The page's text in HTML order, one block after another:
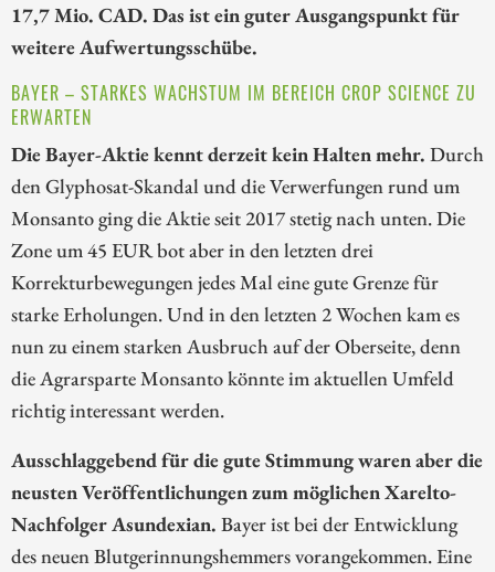
17,7 Mio. CAD. Das ist ein guter Ausgangspunkt für
weitere Aufwertungsschübe.
BAYER – STARKES WACHSTUM IM BEREICH CROP SCIENCE ZU
ERWARTEN
Die Bayer-Aktie kennt derzeit kein Halten mehr. Durch
den Glyphosat-Skandal und die Verwerfungen rund um
Monsanto ging die Aktie seit 2017 stetig nach unten. Die
Zone um 45 EUR bot aber in den letzten drei
Korrekturbewegungen jedes Mal eine gute Grenze für
starke Erholungen. Und in den letzten 2 Wochen kam es
nun zu einem starken Ausbruch auf der Oberseite, denn
die Agrarsparte Monsanto könnte im aktuellen Umfeld
richtig interessant werden.
Ausschlaggebend für die gute Stimmung waren aber die
neusten Veröffentlichungen zum möglichen Xarelto-
Nachfolger Asundexian. Bayer ist bei der Entwicklung
des neuen Blutgerinnungshemmers vorangekommen. Eine